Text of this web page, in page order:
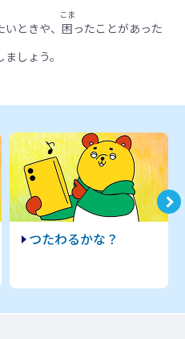
いときや、 困
こま
ったことがあった
ましょう。
つたわるかな？